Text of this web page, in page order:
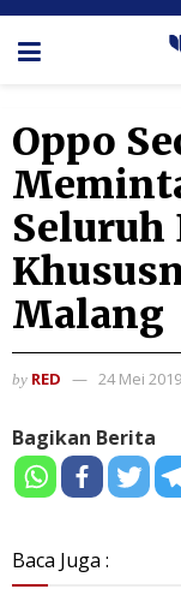
Oppo
Seluruh
Malang
by RED 24 Mei 2019
Bagikan Berita
Baca Juga :